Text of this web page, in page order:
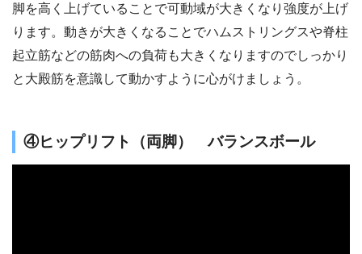
脚を高く上げていることで可動域が大きくなり強度が上げ
ります。動きが大きくなることでハムストリングスや脊柱
起立筋などの筋肉への負荷も大きくなりますのでしっかり
と大殿筋を意識して動かすように心がけましょう。
④ヒップリフト（両脚） バランスボール